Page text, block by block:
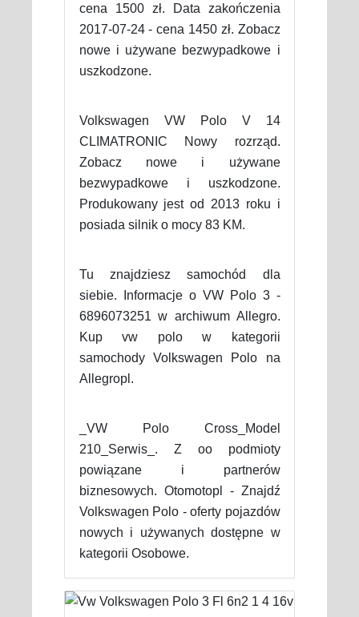
cena 1500 zł. Data zakończenia
2017-07-24 - cena 1450 zł. Zobacz
nowe i używane bezwypadkowe i
uszkodzone.
Volkswagen VW Polo V 14
CLIMATRONIC Nowy rozrząd.
Zobacz nowe i używane
bezwypadkowe i uszkodzone.
Produkowany jest od 2013 roku i
posiada silnik o mocy 83 KM.
Tu znajdziesz samochód dla
siebie. Informacje o VW Polo 3 -
6896073251 w archiwum Allegro.
Kup vw polo w kategorii
samochody Volkswagen Polo na
Allegropl.
_VW Polo Cross_Model
210_Serwis_. Z oo podmioty
powiązane i partnerów
biznesowych. Otomotopl - Znajdź
Volkswagen Polo - oferty pojazdów
nowych i używanych dostępne w
kategorii Osobowe.